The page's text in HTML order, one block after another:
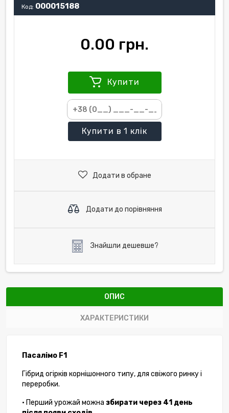
Код: 000015188
0.00 грн.
Купити
Купити в 1 клік
Додати в обране
Додати до порівняння
Знайшли дешевше?
ОПИС
ХАРАКТЕРИСТИКИ
Пасалімо F1
Гібрид огірків корнішонного типу, для свіжого ринку і
переробки.
• Перший урожай можна збирати через 41 день